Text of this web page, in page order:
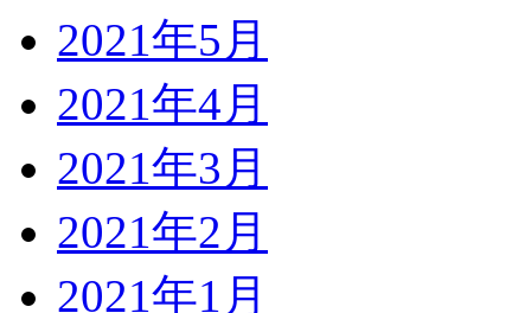
2021年5月
2021年4月
2021年3月
2021年2月
2021年1月